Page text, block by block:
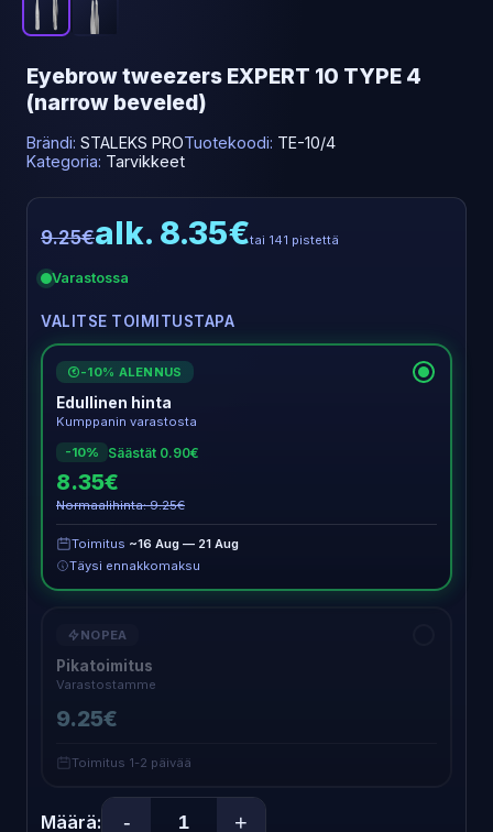
Eyebrow tweezers EXPERT 10 TYPE 4
(narrow beveled)
Brändi: STALEKS PROTuotekoodi: TE-10/4
Kategoria: Tarvikkeet
9.25€alk. 8.35€tai 141 pistettä
Varastossa
VALITSE TOIMITUSTAPA
€ -10% ALENNUS
Edullinen hinta
Kumppanin varastosta
-10%
Säästät 0.90€
8.35€
Normaalihinta: 9.25€
Toimitus ~16 Aug — 21 Aug
Täysi ennakkomaksu
NOPEA
Pikatoimitus
Varastostamme
9.25€
Toimitus 1-2 päivää
Määrä: - +